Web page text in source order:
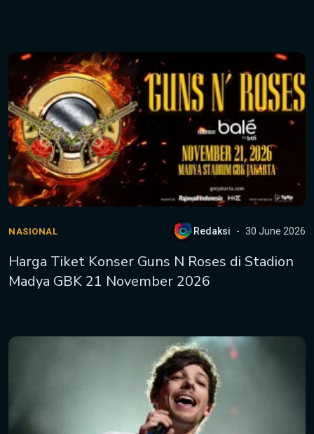
NASIONAL Redaksi 30 June 2026
Harga Tiket Konser Guns N Roses di Stadion
Madya GBK 21 November 2026